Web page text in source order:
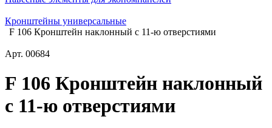
Кронштейны универсальные
F 106 Кронштейн наклонный с 11-ю отверстиями
Арт. 00684
F 106 Кронштейн наклонный
с 11-ю отверстиями